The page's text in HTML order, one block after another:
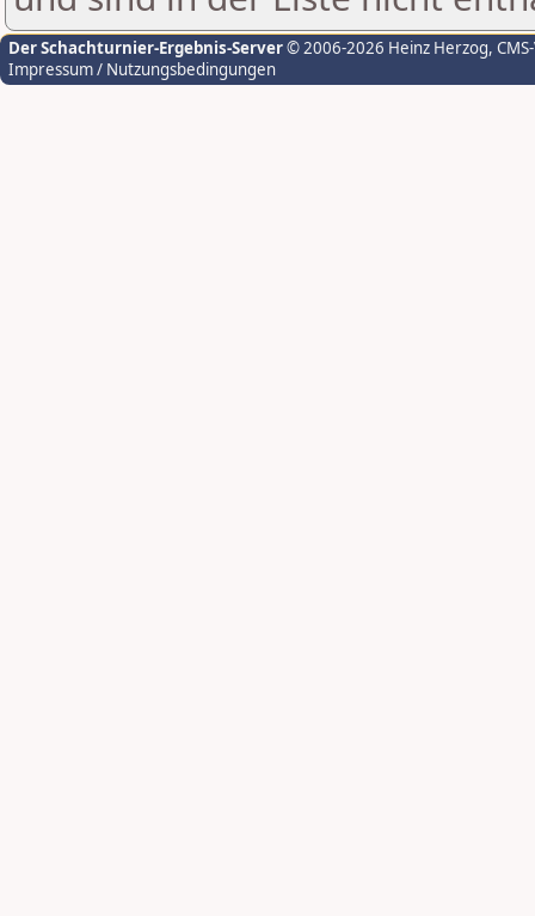
Der Schachturnier-Ergebnis-Server© 2006-2026 Heinz Herzog,
Impressum / Nutzungsbedingungen